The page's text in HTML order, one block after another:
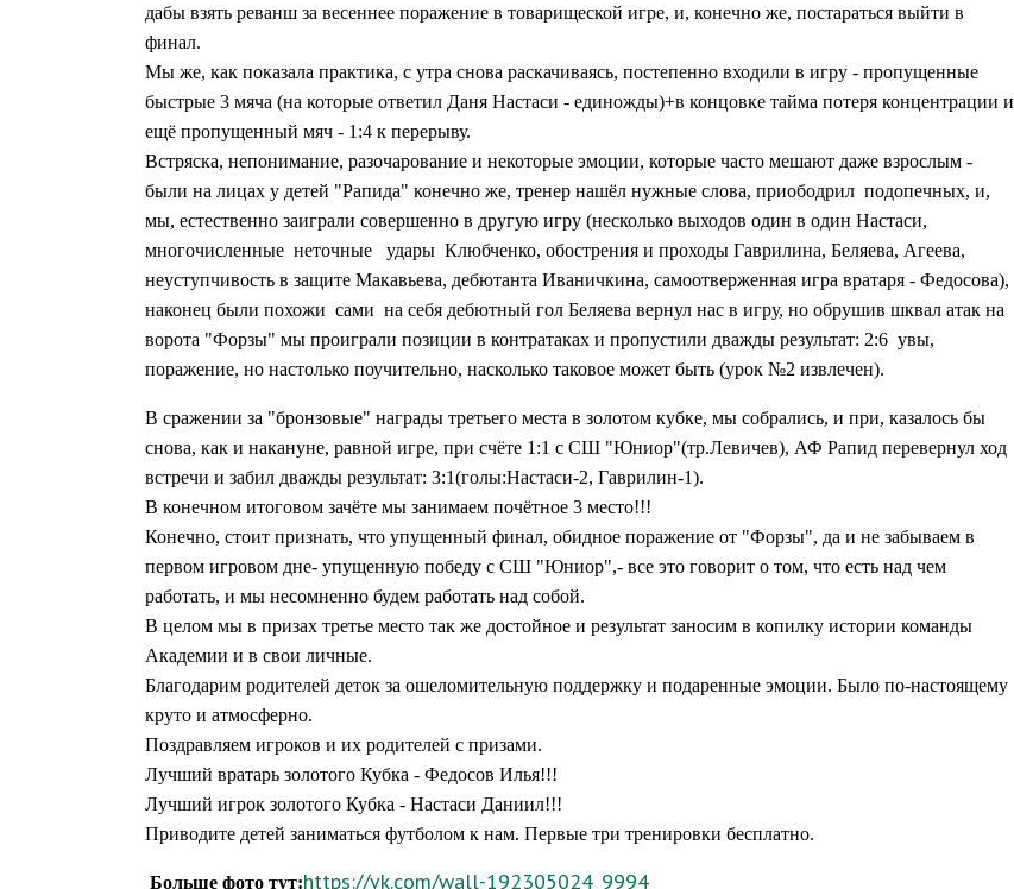
дабы взять реванш за весеннее поражение в товарищеской игре, и, конечно же, постараться выйти в
финал.
Мы же, как показала практика, с утра снова раскачиваясь, постепенно входили в игру - пропущенные
быстрые 3 мяча (на которые ответил Даня Настаси - единожды)+в концовке тайма потеря концентрации и
ещё пропущенный мяч - 1:4 к перерыву.
Встряска, непонимание, разочарование и некоторые эмоции, которые часто мешают даже взрослым -
были на лицах у детей "Рапида" конечно же, тренер нашёл нужные слова, приободрил подопечных, и,
мы, естественно заиграли совершенно в другую игру (несколько выходов один в один Настаси,
многочисленные неточные удары Клюбченко, обострения и проходы Гаврилина, Беляева, Агеева,
неуступчивость в защите Макавьева, дебютанта Иваничкина, самоотверженная игра вратаря - Федосова),
наконец были похожи сами на себя дебютный гол Беляева вернул нас в игру, но обрушив шквал атак на
ворота "Форзы" мы проиграли позиции в контратаках и пропустили дважды результат: 2:6 увы,
поражение, но настолько поучительно, насколько таковое может быть (урок №2 извлечен).
В сражении за "бронзовые" награды третьего места в золотом кубке, мы собрались, и при, казалось бы
снова, как и накануне, равной игре, при счёте 1:1 с СШ "Юниор"(тр.Левичев), АФ Рапид перевернул ход
встречи и забил дважды результат: 3:1(голы:Настаси-2, Гаврилин-1).
В конечном итоговом зачёте мы занимаем почётное 3 место!!!
Конечно, стоит признать, что упущенный финал, обидное поражение от "Форзы", да и не забываем в
первом игровом дне- упущенную победу с СШ "Юниор",- все это говорит о том, что есть над чем
работать, и мы несомненно будем работать над собой.
В целом мы в призах третье место так же достойное и результат заносим в копилку истории команды
Академии и в свои личные.
Благодарим родителей деток за ошеломительную поддержку и подаренные эмоции. Было по-настоящему
круто и атмосферно.
Поздравляем игроков и их родителей с призами.
Лучший вратарь золотого Кубка - Федосов Илья!!!
Лучший игрок золотого Кубка - Настаси Даниил!!!
Приводите детей заниматься футболом к нам. Первые три тренировки бесплатно.
Больше фото тут:https://vk.com/wall-192305024_9994